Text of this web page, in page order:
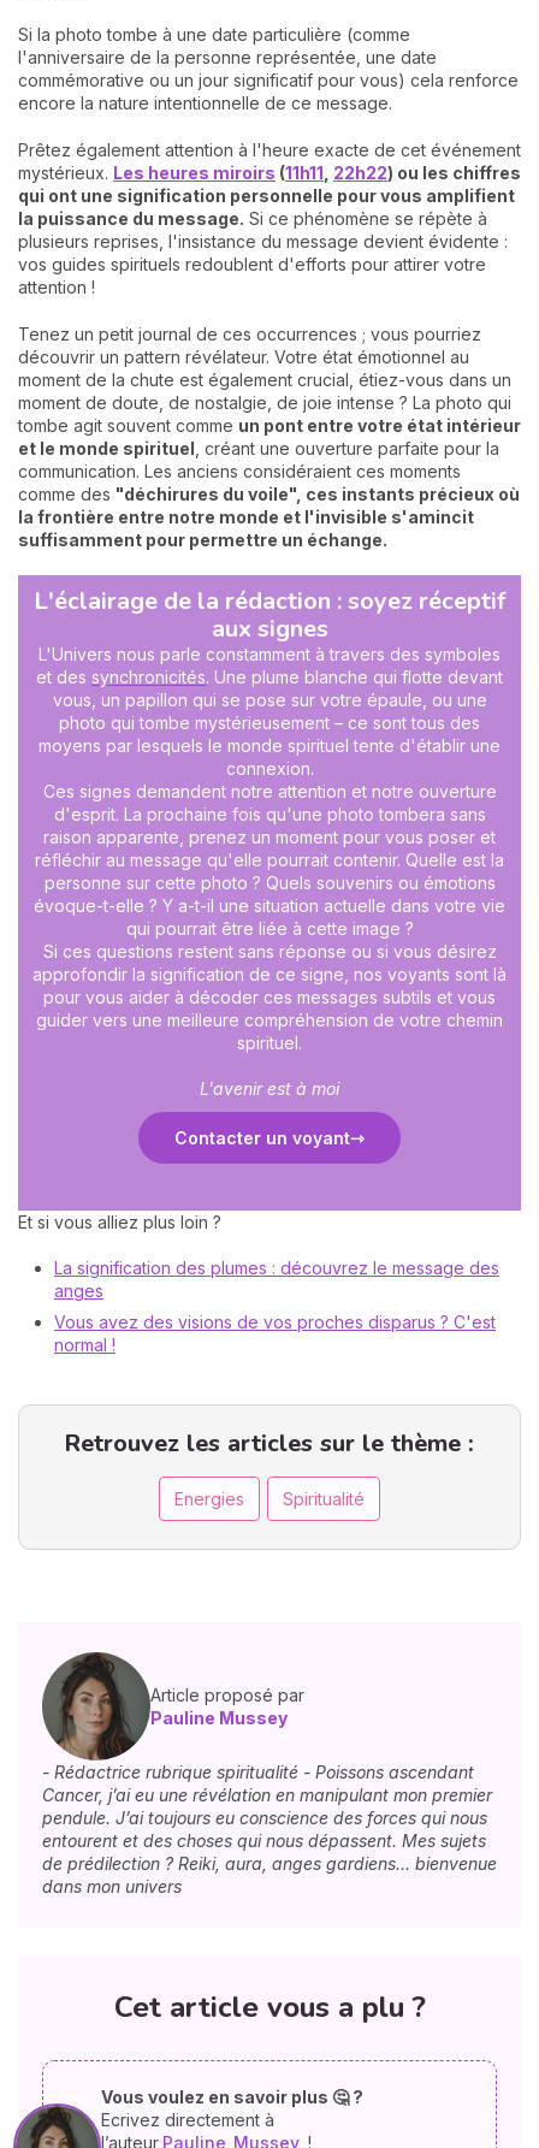
Si la photo tombe à une date particulière (comme
l'anniversaire de la personne représentée, une date
commémorative ou un jour significatif pour vous) cela renforce
encore la nature intentionnelle de ce message.
Prêtez également attention à l'heure exacte de cet événement
mystérieux. Les heures miroirs (11h11 22h22) ou les chiffres
qui ont une signification personnelle pour vous amplifient
la puissance du message. Si ce phénomène se répète à
plusieurs reprises, l'insistance du message devient évidente :
vos guides spirituels redoublent d'efforts pour attirer votre
attention !
Tenez un petit journal de ces occurrences ; vous pourriez
découvrir un pattern révélateur. Votre état émotionnel au
moment de la chute est également crucial, étiez-vous dans un
moment de doute, de nostalgie, de joie intense ? La photo qui
tombe agit souvent comme un pont entre votre état intérieur
et le monde spirituel , créant une ouverture parfaite pour la
communication. Les anciens considéraient ces moments
comme des "déchirures du voile", ces instants précieux où
la frontière entre notre monde et l'invisible s'amincit
suffisamment pour permettre un échange.
L'éclairage de la rédaction : soyez réceptif
aux signes
L'Univers nous parle constamment à travers des symboles
et des synchronicités. Une plume blanche qui flotte devant
vous, un papillon qui se pose sur votre épaule, ou une
photo qui tombe mystérieusement – ce sont tous des
moyens par lesquels le monde spirituel tente d'établir une
connexion.
Ces signes demandent notre attention et notre ouverture
d'esprit. La prochaine fois qu'une photo tombera sans
raison apparente, prenez un moment pour vous poser et
réfléchir au message qu'elle pourrait contenir. Quelle est la
personne sur cette photo ? Quels souvenirs ou émotions
évoque-t-elle ? Y a-t-il une situation actuelle dans votre vie
qui pourrait être liée à cette image ?
Si ces questions restent sans réponse ou si vous désirez
approfondir la signification de ce signe, nos voyants sont là
pour vous aider à décoder ces messages subtils et vous
guider vers une meilleure compréhension de votre chemin
spirituel.
L'avenir est à moi
Contacter un voyant
Et si vous alliez plus loin ?
La signification des plumes : découvrez le message des
anges
Vous avez des visions de vos proches disparus ? C'est
normal !
Retrouvez les articles sur le thème :
Energies Spiritualité
Article proposé par
Pauline Mussey
- Rédactrice rubrique spiritualité - Poissons ascendant
Cancer, j’ai eu une révélation en manipulant mon premier
pendule. J’ai toujours eu conscience des forces qui nous
entourent et des choses qui nous dépassent. Mes sujets
de prédilection ? Reiki, aura, anges gardiens… bienvenue
dans mon univers
Cet article vous a plu ?
Vous voulez en savoir plus 🤔 ?
Ecrivez directement à
l’auteur Pauline Mussey !